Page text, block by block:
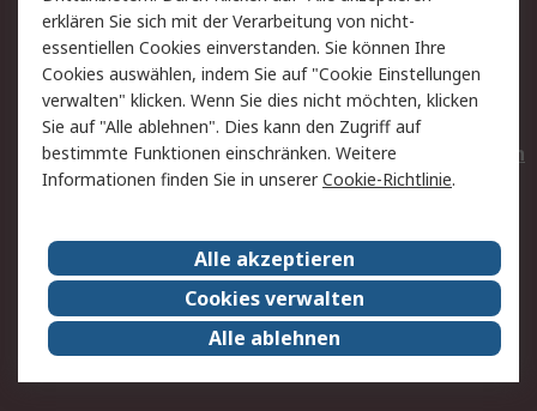
Rechtliches
AGB
Datenschutz
Cookie-Richtlinie
Zahlungsbedingungen
Copyright/Impressum
Entsorgung
Elektrogeräte/Batterien
RS weltweit
Karriere bei RS
Nachhaltigkeit
Qualität/Umwelt/ZertifikatePresse-Center
Event-Center
erklären Sie sich mit der Verarbeitung von nicht-
essentiellen Cookies einverstanden. Sie können Ihre
Cookies auswählen, indem Sie auf "Cookie Einstellungen
verwalten" klicken. Wenn Sie dies nicht möchten, klicken
Sie auf "Alle ablehnen". Dies kann den Zugriff auf
bestimmte Funktionen einschränken. Weitere
Informationen finden Sie in unsererCookie-Richtlinie.
Alle akzeptieren
Cookies verwalten
Alle ablehnen